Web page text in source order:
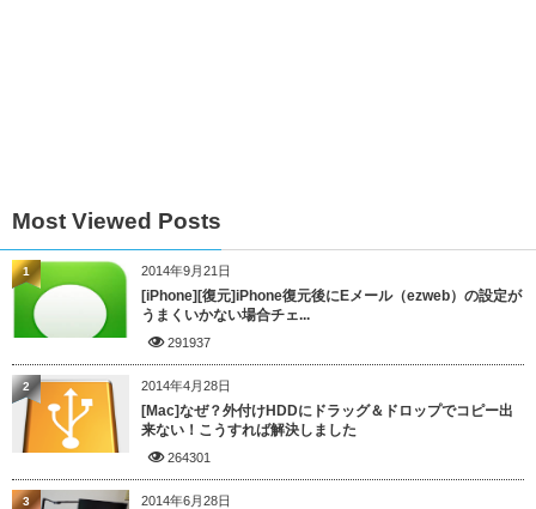
Most Viewed Posts
2014年9月21日
[iPhone][復元]iPhone復元後にEメール（ezweb）の設定が
うまくいかない場合チェ...
291937
1
2014年4月28日
[Mac]なぜ？外付けHDDにドラッグ＆ドロップでコピー出
来ない！こうすれば解決しました
264301
2
2014年6月28日
3